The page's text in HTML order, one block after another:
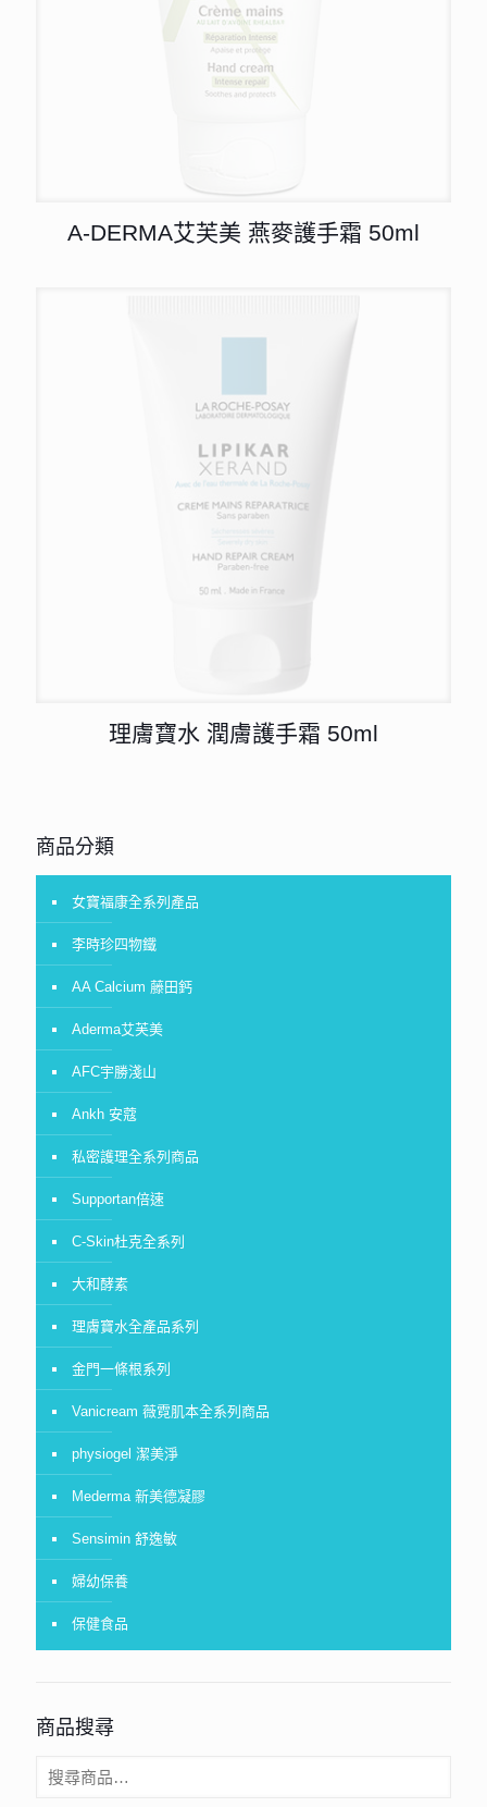
A-DERMA艾芙美 燕麥護手霜 50ml
理膚寶水 潤膚護手霜 50ml
商品分類
女寶福康全系列產品
李時珍四物鐵
AA Calcium 藤田鈣
Aderma艾芙美
AFC宇勝淺山
Ankh 安蔻
私密護理全系列商品
Supportan倍速
C-Skin杜克全系列
大和酵素
理膚寶水全產品系列
金門一條根系列
Vanicream 薇霓肌本全系列商品
physiogel 潔美淨
Mederma 新美德凝膠
Sensimin 舒逸敏
婦幼保養
保健食品
商品搜尋